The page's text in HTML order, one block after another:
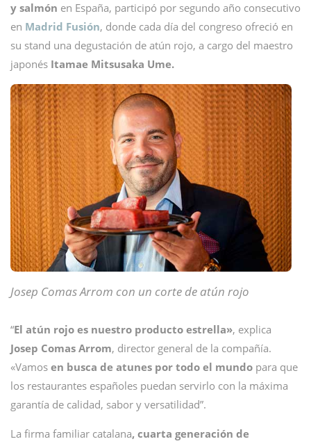
y salmón en España, participó por segundo año consecutivo
en Madrid Fusión, donde cada día del congreso ofreció en
su stand una degustación de atún rojo, a cargo del maestro
japonés Itamae Mitsusaka Ume.
Josep Comas Arrom con un corte de atún rojo
“El atún rojo es nuestro producto estrella», explica
Josep Comas Arrom, director general de la compañía.
«Vamos en busca de atunes por todo el mundo para que
los restaurantes españoles puedan servirlo con la máxima
garantía de calidad, sabor y versatilidad”.
La firma familiar catalana, cuarta generación de